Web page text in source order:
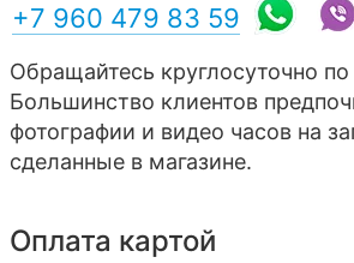
+7 960 479 83 59
Обращайтесь круглосуточно
Большинство клиентов
фотографии и видео часов на
сделанные в магазине.
Оплата картой